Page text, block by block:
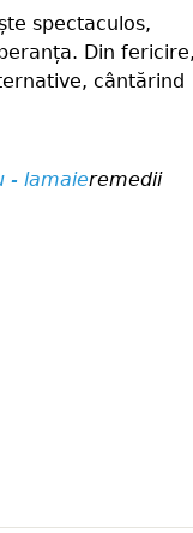
spectaculos,
Din fericire,
cântărind
- lamaieremedii